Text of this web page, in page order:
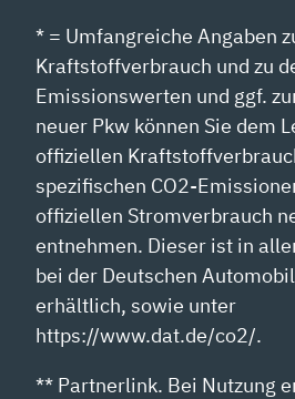
* = Umfangreiche Angaben
Kraftstoffverbrauch und zu
Emissionswerten und ggf.
neuer Pkw können Sie dem
offiziellen
spezifischen CO2-
offiziellen Stromverbrauch
entnehmen. Dieser ist in
bei der Deutschen
erhältlich, sowie unter
https://www.dat.de/co2/.
** Partnerlink. Bei Nutzung